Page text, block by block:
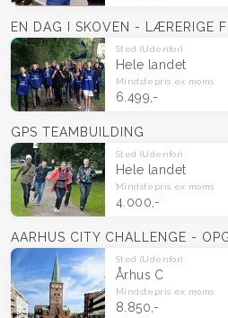
Sted (Udenfor)
Hele landet
Mindstepris ex moms
6.499,-
GPS TEAMBUILDING
Sted (Udenfor)
Hele landet
Mindstepris ex moms
4.000,-
Sted (Udenfor)
Århus C
Mindstepris ex moms
8.850,-